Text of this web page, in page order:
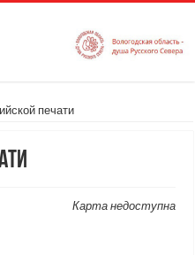
печати
Карта недоступна